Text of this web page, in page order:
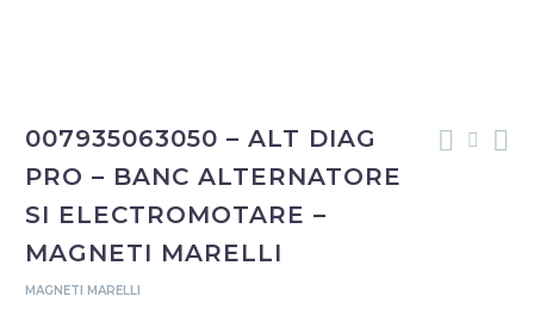
007935063050 – ALT DIAG
PRO – BANC ALTERNATORE
SI ELECTROMOTARE –
MAGNETI MARELLI
MAGNETI MARELLI